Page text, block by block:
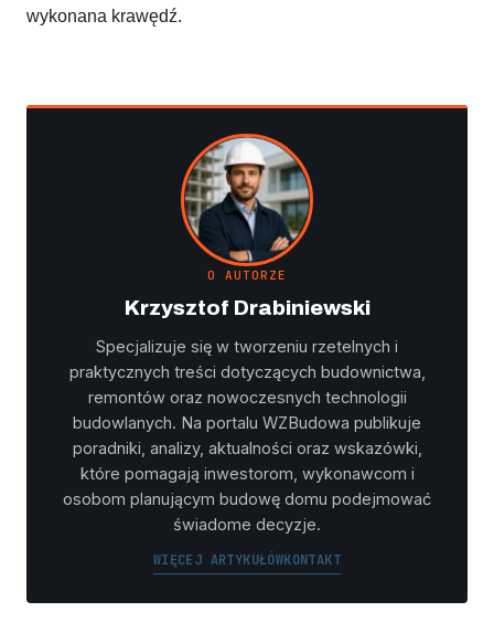
wykonana krawędź.
O AUTORZE
Krzysztof Drabiniewski
Specjalizuje się w tworzeniu rzetelnych i
praktycznych treści dotyczących budownictwa,
remontów oraz nowoczesnych technologii
budowlanych. Na portalu WZBudowa publikuje
poradniki, analizy, aktualności oraz wskazówki,
które pomagają inwestorom, wykonawcom i
osobom planującym budowę domu podejmować
świadome decyzje.
WIĘCEJ ARTYKUŁÓWKONTAKT